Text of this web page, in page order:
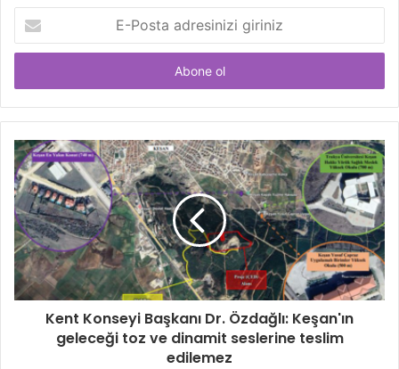
Posta
adresinizi
Kent Konseyi Başkanı Dr. Özdağlı: Keşan'ın
geleceği toz ve dinamit seslerine teslim
edilemez